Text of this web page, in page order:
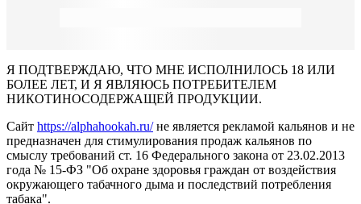
Я ПОДТВЕРЖДАЮ, ЧТО МНЕ ИСПОЛНИЛОСЬ 18 ИЛИ
БОЛЕЕ ЛЕТ, И Я ЯВЛЯЮСЬ ПОТРЕБИТЕЛЕМ
НИКОТИНОСОДЕРЖАЩЕЙ ПРОДУКЦИИ.
Сайт https://alphahookah.ru/не является рекламой кальянов и не
предназначен для стимулирования продаж кальянов по
смыслу требований ст. 16 Федерального закона от 23.02.2013
года № 15-ФЗ "Об охране здоровья граждан от воздействия
окружающего табачного дыма и последствий потребления
табака".